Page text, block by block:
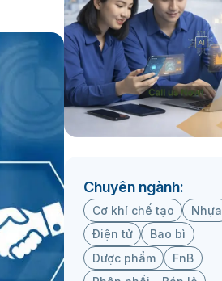
Chuyên ngành:
Cơ khí chế tạo
Nhựa
Điện tử
Bao bì
Dược phẩm
FnB